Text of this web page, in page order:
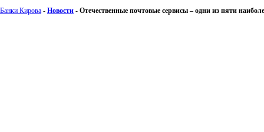
Банки Кирова - Новости - Отечественные почтовые сервисы – одни из пяти